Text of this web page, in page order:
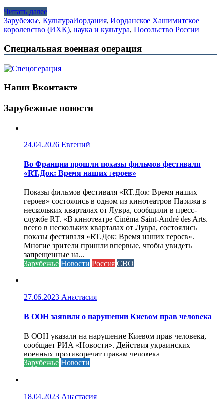
Читать далее
Зарубежье, КультураИордания, Иорданское Хашимитское
королевство (ИХК), наука и культура, Посольство России
Специальная военная операция
Наши Вконтакте
Зарубежные новости
24.04.2026 Евгений
Во Франции прошли показы фильмов фестиваля
«RT.Док: Время наших героев»
Показы фильмов фестиваля «RT.Док: Время наших
героев» состоялись в одном из кинотеатров Парижа в
нескольких кварталах от Лувра, сообщили в пресс-
службе RT. «В кинотеатре Cinéma Saint-André des Arts,
всего в нескольких кварталах от Лувра, состоялись
показы фестиваля «RT.Док: Время наших героев».
Многие зрители пришли впервые, чтобы увидеть
запрещенные на...
Зарубежье Новости Россия СВО
27.06.2023 Анастасия
В ООН заявили о нарушении Киевом прав человека
В ООН указали на нарушение Киевом прав человека,
сообщает РИА «Новости». Действия украинских
военных противоречат правам человека...
Зарубежье Новости
18.04.2023 Анастасия